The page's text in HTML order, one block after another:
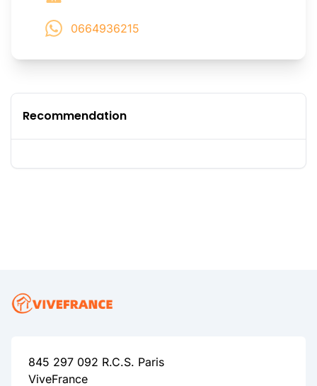
0664936215
Recommendation
845 297 092 R.C.S. Paris
ViveFrance